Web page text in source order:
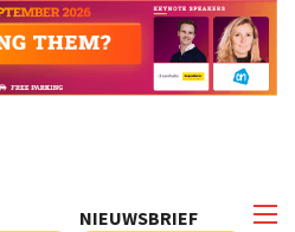
NIEUWSBRIEF